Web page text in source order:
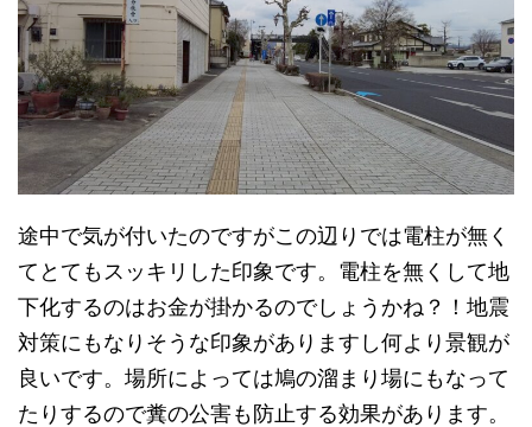
途中で気が付いたのですがこの辺りでは電柱が無く
てとてもスッキリした印象です。電柱を無くして地
下化するのはお金が掛かるのでしょうかね？！地震
対策にもなりそうな印象がありますし何より景観が
良いです。場所によっては鳩の溜まり場にもなって
たりするので糞の公害も防止する効果があります。